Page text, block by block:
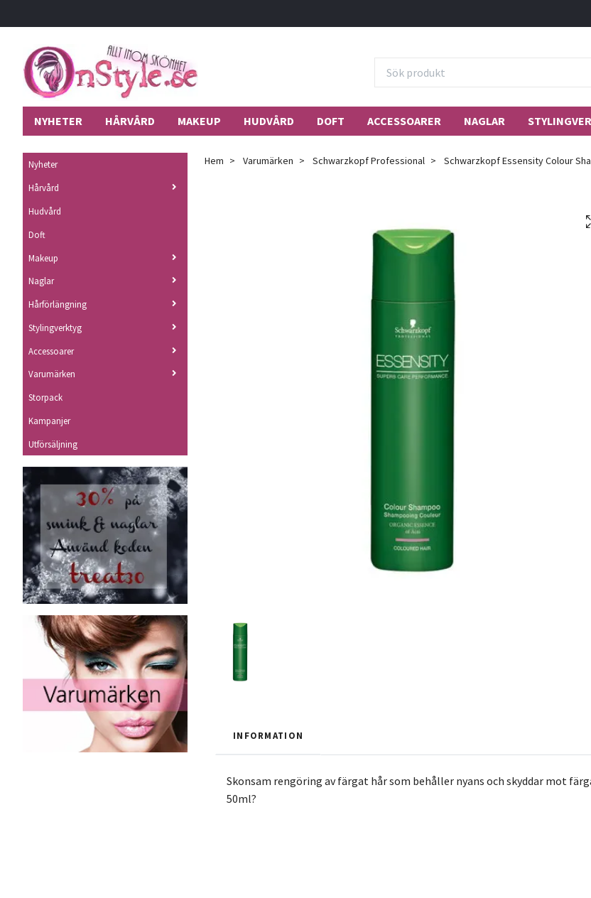
NYHETER HÅRVÅRD MAKEUP HUDVÅRD DOFT ACCESSOARER NAGLAR
Nyheter
Hårvård
Hudvård
Doft
Makeup
Naglar
Hårförlängning
Stylingverktyg
Accessoarer
Varumärken
Storpack
Kampanjer
Utförsäljning
Hem Varumärken Schwarzkopf Professional Schwarzkopf Essensity Colour
INFORMATION
Skonsam rengöring av färgat hår som behåller nyans och skyddar mot
50ml?